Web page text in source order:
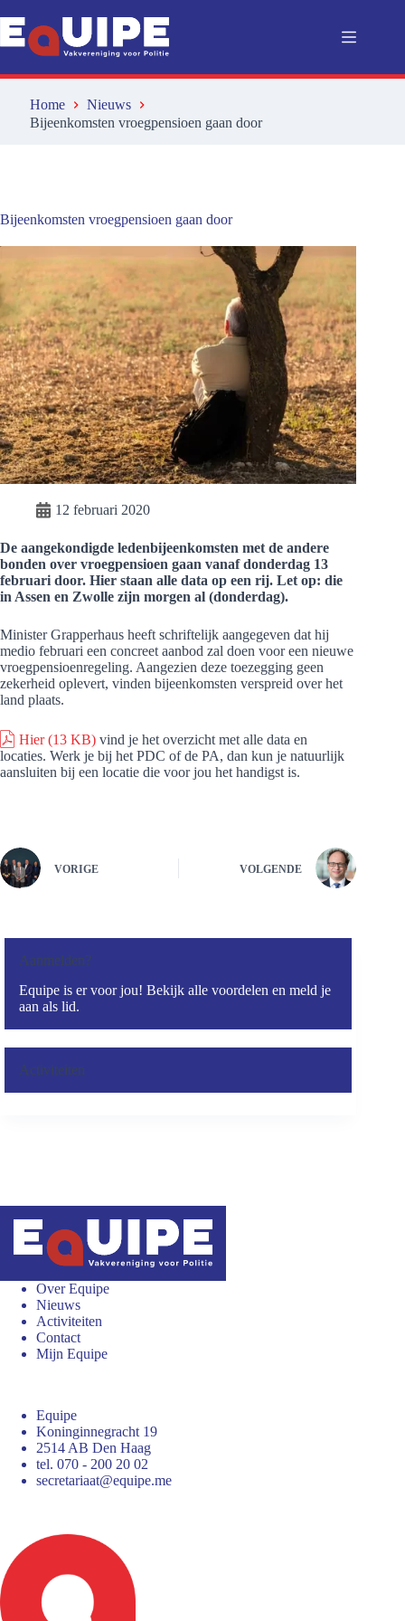
naar
de
inhoud
Home
Nieuws
Bijeenkomsten vroegpensioen gaan door
Bijeenkomsten vroegpensioen gaan door
12 februari 2020
De aangekondigde ledenbijeenkomsten met de andere
bonden over vroegpensioen gaan vanaf donderdag 13
februari door. Hier staan alle data op een rij. Let op: die
in Assen en Zwolle zijn morgen al (donderdag).
Minister Grapperhaus heeft schriftelijk aangegeven dat hij
medio februari een concreet aanbod zal doen voor een nieuwe
vroegpensioenregeling. Aangezien deze toezegging geen
zekerheid oplevert, vinden bijeenkomsten verspreid over het
land plaats.
Hier(13 KB) vind je het overzicht met alle data en
locaties. Werk je bij het PDC of de PA, dan kun je natuurlijk
aansluiten bij een locatie die voor jou het handigst is.
VORIGE VOLGENDE
Aanmelden?
Equipe is er voor jou! Bekijk alle voordelen en meld je
aan als lid.
Activiteiten
Over Equipe
Nieuws
Activiteiten
Contact
Mijn Equipe
Equipe
Koninginnegracht 19
2514 AB Den Haag
tel. 070 - 200 20 02
secretariaat@equipe.me